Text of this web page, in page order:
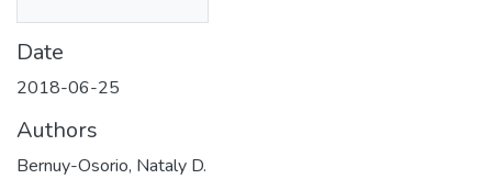
Date
2018-06-25
Authors
Bernuy-Osorio, Nataly D.